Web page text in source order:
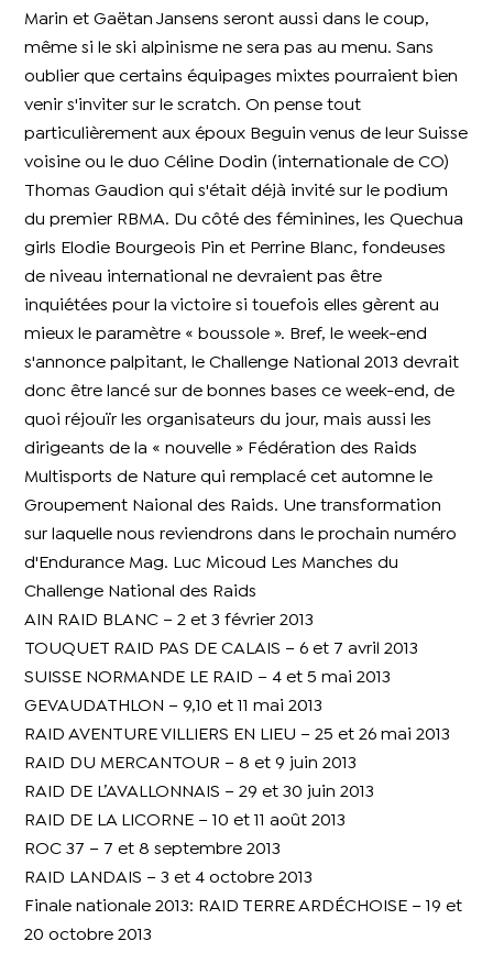
Marin et Gaëtan Jansens seront aussi dans le coup,
même si le ski alpinisme ne sera pas au menu. Sans
oublier que certains équipages mixtes pourraient bien
venir s'inviter sur le scratch. On pense tout
particulièrement aux époux Beguin venus de leur Suisse
voisine ou le duo Céline Dodin (internationale de CO)
Thomas Gaudion qui s'était déjà invité sur le podium
du premier RBMA. Du côté des féminines, les Quechua
girls Elodie Bourgeois Pin et Perrine Blanc, fondeuses
de niveau international ne devraient pas être
inquiétées pour la victoire si touefois elles gèrent au
mieux le paramètre « boussole ». Bref, le week-end
s'annonce palpitant, le Challenge National 2013 devrait
donc être lancé sur de bonnes bases ce week-end, de
quoi réjouïr les organisateurs du jour, mais aussi les
dirigeants de la « nouvelle » Fédération des Raids
Multisports de Nature qui remplacé cet automne le
Groupement Naional des Raids. Une transformation
sur laquelle nous reviendrons dans le prochain numéro
d'Endurance Mag. Luc Micoud Les Manches du
Challenge National des Raids
AIN RAID BLANC – 2 et 3 février 2013
TOUQUET RAID PAS DE CALAIS – 6 et 7 avril 2013
SUISSE NORMANDE LE RAID – 4 et 5 mai 2013
GEVAUDATHLON – 9,10 et 11 mai 2013
RAID AVENTURE VILLIERS EN LIEU – 25 et 26 mai 2013
RAID DU MERCANTOUR – 8 et 9 juin 2013
RAID DE L’AVALLONNAIS – 29 et 30 juin 2013
RAID DE LA LICORNE – 10 et 11 août 2013
ROC 37 – 7 et 8 septembre 2013
RAID LANDAIS – 3 et 4 octobre 2013
Finale nationale 2013: RAID TERRE ARDÉCHOISE – 19 et
20 octobre 2013